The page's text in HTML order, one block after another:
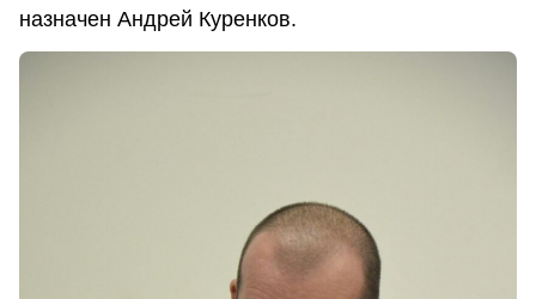
назначен Андрей Куренков.